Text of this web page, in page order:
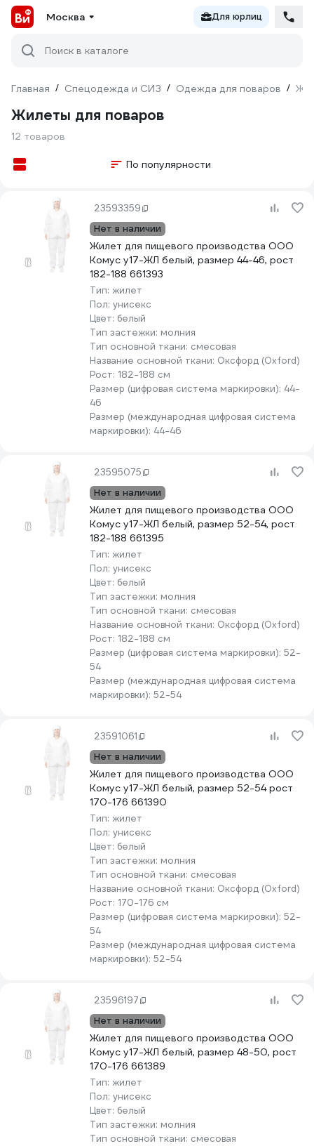
Москва Для юрлиц
Поиск в каталоге
Главная / Спецодежда и СИЗ / Одежда для поваров /
Жилеты для поваров
12 товаров
По популярности
23593359
Нет в наличии
Жилет для пищевого производства ООО
Комус у17-ЖЛ белый, размер 44-46, рост
182-188 661393
Тип: жилет
Пол: унисекс
Цвет: белый
Тип застежки: молния
Тип основной ткани: смесовая
Название основной ткани: Оксфорд (Oxford)
Рост: 182-188 см
Размер (цифровая система маркировки): 44-
46
Размер (международная цифровая система
маркировки): 44-46
23595075
Нет в наличии
Жилет для пищевого производства ООО
Комус у17-ЖЛ белый, размер 52-54, рост
182-188 661395
Тип: жилет
Пол: унисекс
Цвет: белый
Тип застежки: молния
Тип основной ткани: смесовая
Название основной ткани: Оксфорд (Oxford)
Рост: 182-188 см
Размер (цифровая система маркировки): 52-
54
Размер (международная цифровая система
маркировки): 52-54
23591061
Нет в наличии
Жилет для пищевого производства ООО
Комус у17-ЖЛ белый, размер 52-54 рост
170-176 661390
Тип: жилет
Пол: унисекс
Цвет: белый
Тип застежки: молния
Тип основной ткани: смесовая
Название основной ткани: Оксфорд (Oxford)
Рост: 170-176 см
Размер (цифровая система маркировки): 52-
54
Размер (международная цифровая система
маркировки): 52-54
23596197
Нет в наличии
Жилет для пищевого производства ООО
Комус у17-ЖЛ белый, размер 48-50, рост
170-176 661389
Тип: жилет
Пол: унисекс
Цвет: белый
Тип застежки: молния
Тип основной ткани: смесовая